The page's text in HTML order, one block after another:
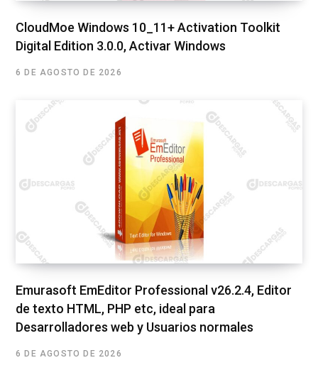
CloudMoe Windows 10_11+ Activation Toolkit
Digital Edition 3.0.0, Activar Windows
6 DE AGOSTO DE 2026
Emurasoft EmEditor Professional v26.2.4, Editor
de texto HTML, PHP etc, ideal para
Desarrolladores web y Usuarios normales
6 DE AGOSTO DE 2026